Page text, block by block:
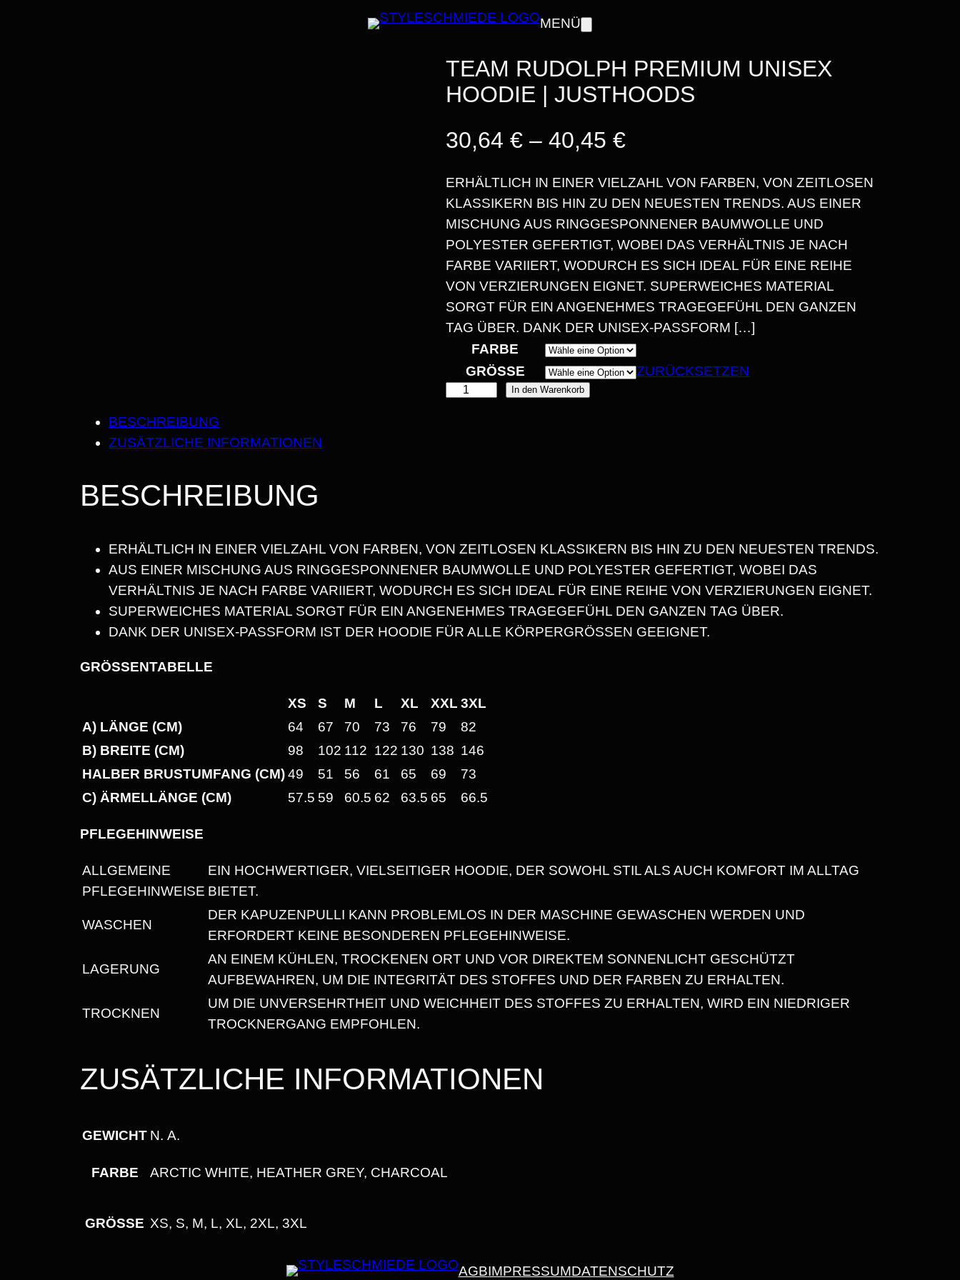
MENÜ
TEAM RUDOLPH PREMIUM UNISEX
HOODIE | JUSTHOODS
30,64 € – 40,45 €P
R
E
I
S
S
P
A
3
0
,
S
4
,
4
ERHÄLTLICH IN EINER VIELZAHL VON FARBEN, VON ZEITLOSEN
KLASSIKERN BIS HIN ZU DEN NEUESTEN TRENDS. AUS EINER
MISCHUNG AUS RINGGESPONNENER BAUMWOLLE UND
POLYESTER GEFERTIGT, WOBEI DAS VERHÄLTNIS JE NACH
FARBE VARIIERT, WODURCH ES SICH IDEAL FÜR EINE REIHE
VON VERZIERUNGEN EIGNET. SUPERWEICHES MATERIAL
SORGT FÜR EIN ANGENEHMES TRAGEGEFÜHL DEN GANZEN
TAG ÜBER. DANK DER UNISEX-PASSFORM […]
FARBE
GRÖSSE
ZURÜCKSETZEN
L
P
H
P
R
I
U
M
X
O
O
D
I
S
D
N
In den Warenkorb
BESCHREIBUNG
ZUSÄTZLICHE INFORMATIONEN
BESCHREIBUNG
ERHÄLTLICH IN EINER VIELZAHL VON FARBEN, VON ZEITLOSEN KLASSIKERN BIS HIN ZU DEN NEUESTEN TRENDS.
AUS EINER MISCHUNG AUS RINGGESPONNENER BAUMWOLLE UND POLYESTER GEFERTIGT, WOBEI DAS
VERHÄLTNIS JE NACH FARBE VARIIERT, WODURCH ES SICH IDEAL FÜR EINE REIHE VON VERZIERUNGEN EIGNET.
SUPERWEICHES MATERIAL SORGT FÜR EIN ANGENEHMES TRAGEGEFÜHL DEN GANZEN TAG ÜBER.
DANK DER UNISEX-PASSFORM IST DER HOODIE FÜR ALLE KÖRPERGRÖSSEN GEEIGNET.
GRÖSSENTABELLE
XS S M L XL XXL 3XL
A) LÄNGE (CM)
64 67 70 73 76 79
82
B) BREITE (CM)
98 102 112 122 130 138 146
HALBER BRUSTUMFANG (CM)49 51 56 61 65 69
73
C) ÄRMELLÄNGE (CM)
57.5 59 60.5 62 63.5 65 66.5
PFLEGEHINWEISE
ALLGEMEINE
PFLEGEHINWEISE
EIN HOCHWERTIGER, VIELSEITIGER HOODIE, DER SOWOHL STIL ALS AUCH KOMFORT IM ALLTAG
BIETET.
WASCHEN
DER KAPUZENPULLI KANN PROBLEMLOS IN DER MASCHINE GEWASCHEN WERDEN UND
ERFORDERT KEINE BESONDEREN PFLEGEHINWEISE.
LAGERUNG
AN EINEM KÜHLEN, TROCKENEN ORT UND VOR DIREKTEM SONNENLICHT GESCHÜTZT
AUFBEWAHREN, UM DIE INTEGRITÄT DES STOFFES UND DER FARBEN ZU ERHALTEN.
TROCKNEN
UM DIE UNVERSEHRTHEIT UND WEICHHEIT DES STOFFES ZU ERHALTEN, WIRD EIN NIEDRIGER
TROCKNERGANG EMPFOHLEN.
ZUSÄTZLICHE INFORMATIONEN
GEWICHT N. A.
FARBE ARCTIC WHITE, HEATHER GREY, CHARCOAL
GRÖSSE XS, S, M, L, XL, 2XL, 3XL
AGBIMPRESSUMDATENSCHUTZ